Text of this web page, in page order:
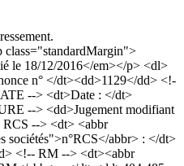
class="standardMargin">
le 18/12/2016</em></p> <dl>
n° </dt><dd>1129</dd> <!-
--> <dt>Date : </dt>
--> <dd>Jugement modifiant
RCS --> <dt> <abbr
sociétés">n°RCS</abbr> : </dt>
<!-- RM --> <dt><abbr